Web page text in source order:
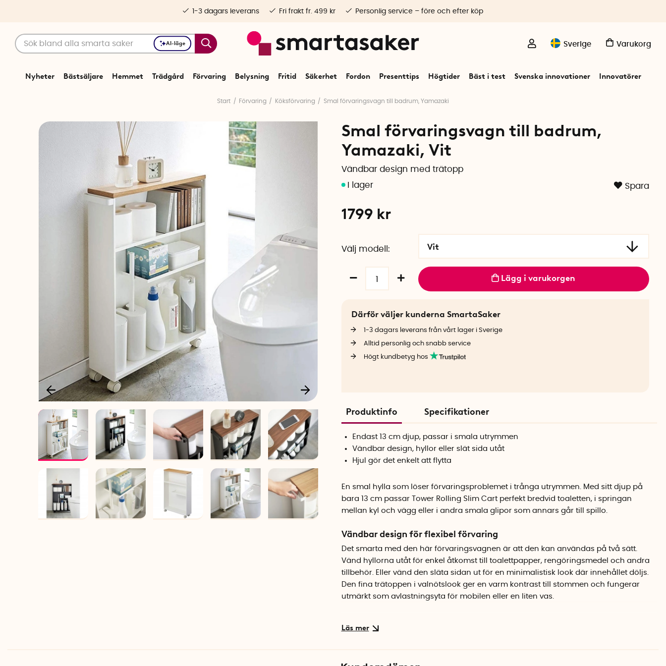
AI-läge Sverige Varukorg
Nyheter Bästsäljare Hemmet Trädgård Förvaring Belysning Fritid Säkerhet Fordon Presenttips Högtider Bäst i test Svenska innovationer Innovatörer
1-3 dagars leverans Fri frakt fr. 499 kr Personlig service – före och efter köp
Start Förvaring Köksförvaring Smal förvaringsvagn till badrum, Yamazaki
Smal förvaringsvagn till badrum,
Yamazaki, Vit
Vändbar design med trätopp
Spara
1799 kr
Välj modell Vit
Lägg i varukorgen
Därför väljer kunderna SmartaSaker
1-3 dagars leverans från vårt lager i Sverige
Alltid personlig och snabb service
Högt kundbetyg hos
Produktinfo Specifikationer
Endast 13 cm djup, passar i smala utrymmen
Vändbar design, hyllor eller slät sida utåt
Hjul gör det enkelt att flytta
En smal hylla som löser förvaringsproblemet i trånga utrymmen. Med sitt djup på
bara 13 cm passar Tower Rolling Slim Cart perfekt bredvid toaletten, i springan
mellan kyl och vägg eller i andra smala glipor som annars går till spillo.
Vändbar design för flexibel förvaring
Det smarta med den här förvaringsvagnen är att den kan användas på två sätt.
Vänd hyllorna utåt för enkel åtkomst till toalettpapper, rengöringsmedel och andra
tillbehör. Eller vänd den släta sidan ut för en minimalistisk look där innehållet döljs.
Den fina trätoppen i valnötslook ger en varm kontrast till stommen och fungerar
utmärkt som avlastningsyta för mobilen eller en liten vas.